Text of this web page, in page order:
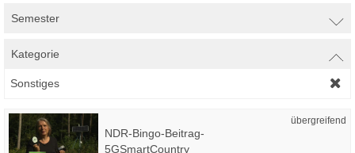
Semester
Kategorie
Sonstiges
übergreifend
NDR-Bingo-Beitrag-
5GSmartCountry